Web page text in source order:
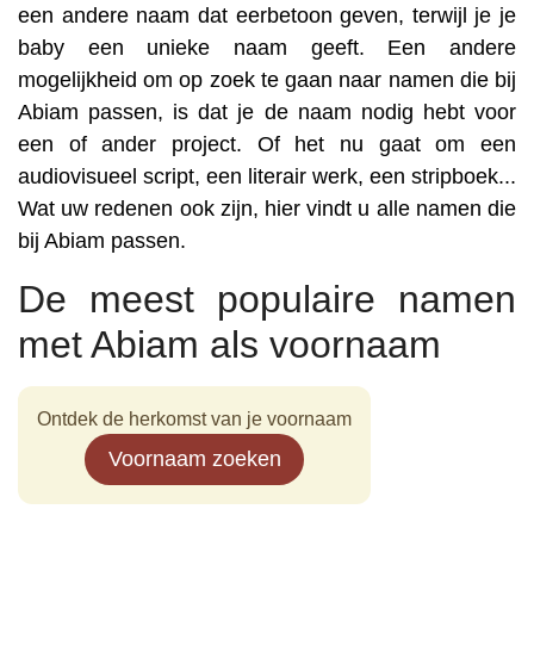
een andere naam dat eerbetoon geven, terwijl je je
baby een unieke naam geeft. Een andere
mogelijkheid om op zoek te gaan naar namen die bij
Abiam passen, is dat je de naam nodig hebt voor
een of ander project. Of het nu gaat om een
audiovisueel script, een literair werk, een stripboek...
Wat uw redenen ook zijn, hier vindt u alle namen die
bij Abiam passen.
De meest populaire namen
met Abiam als voornaam
Ontdek de herkomst van je voornaam
Voornaam zoeken